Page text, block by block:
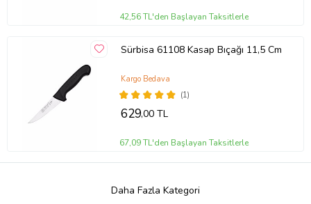
42,56 TL'den Başlayan Taksitlerle
Sürbisa 61108 Kasap Bıçağı 11,5 Cm
(1)
Kargo Bedava
629,00 TL
67,09 TL'den Başlayan Taksitlerle
Daha Fazla Kategori